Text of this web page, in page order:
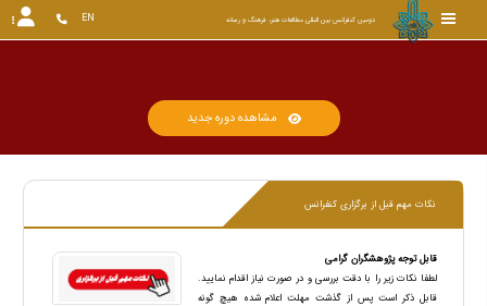
دومین کنفرانس بین المللی مطالعات هنر، فرهنگ و رسانه EN
مشاهده دوره جدید
نکات مهم قبل از برگزاری کنفرانس
قابل توجه پژوهشگران گرامی
لطفا نکات زیر را با دقت بررسی و در صورت نیاز اقدام نمایید.
قابل ذکر است پس از گذشت مهلت اعلام شده هیچ گونه